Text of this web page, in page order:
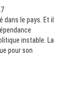
dans le pays. Et il
instable. La
pour son